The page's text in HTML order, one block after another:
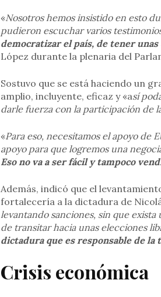
«Nosotros hemos insistido en esto
pudieron escuchar varios
democratizar el país, de tener
López durante la plenaria del
Sostuvo que se está haciendo un
amplio, incluyente, eficaz y «así
darle fuerza con la participación de
«Para eso, necesitamos el apoyo de
apoyo para que logremos una
Eso no va a ser fácil y tampoco
Además, indicó que el
fortalecería a la dictadura de
levantando sanciones, sin que
de transitar hacia unas elecciones
dictadura que es responsable de
Crisis económica